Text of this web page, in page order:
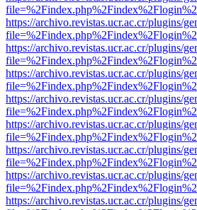
https://archivo.revistas.ucr.ac.cr/plugins/
https://archivo.revistas.ucr.ac.cr/plugins/
https://archivo.revistas.ucr.ac.cr/plugins/
https://archivo.revistas.ucr.ac.cr/plugins/
https://archivo.revistas.ucr.ac.cr/plugins/
https://archivo.revistas.ucr.ac.cr/plugins/
https://archivo.revistas.ucr.ac.cr/plugins/
https://archivo.revistas.ucr.ac.cr/plugins/